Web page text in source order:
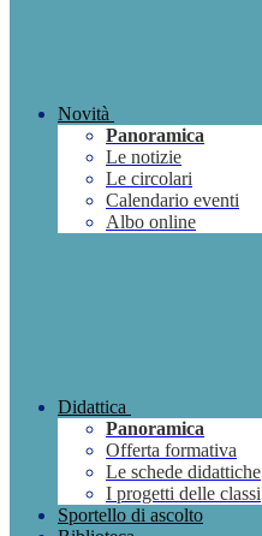
Novità
Panoramica
Le notizie
Le circolari
Calendario eventi
Albo online
Didattica
Panoramica
Offerta formativa
Le schede didattiche
I progetti delle classi
Sportello di ascolto